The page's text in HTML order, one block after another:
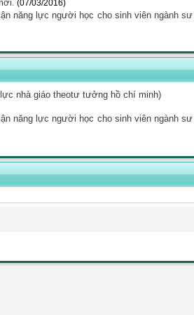
(07/03/2016)
năng lực người học cho sinh viên ngành sư
nhà giáo theotư tưởng hồ chí minh)
năng lực người học cho sinh viên ngành sư